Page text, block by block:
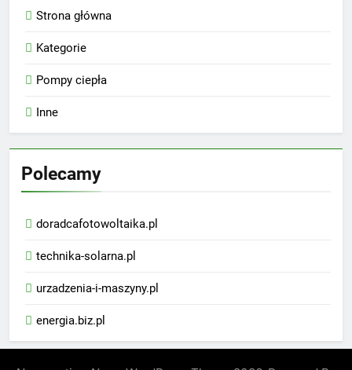
Strona główna
Kategorie
Pompy ciepła
Inne
Polecamy
doradcafotowoltaika.pl
technika-solarna.pl
urzadzenia-i-maszyny.pl
energia.biz.pl